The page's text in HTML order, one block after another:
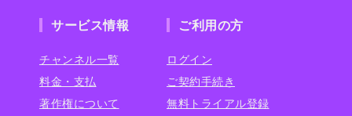
サービス情報
チャンネル一覧
料金・支払
著作権について
ご利用の方
ログイン
ご契約手続き
無料トライアル登録